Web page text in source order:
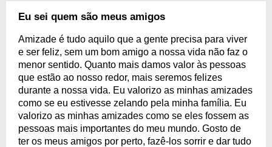
Eu sei quem são meus amigos
Amizade é tudo aquilo que a gente precisa para viver
e ser feliz, sem um bom amigo a nossa vida não faz o
menor sentido. Quanto mais damos valor às pessoas
que estão ao nosso redor, mais seremos felizes
durante a nossa vida. Eu valorizo as minhas amizades
como se eu estivesse zelando pela minha família. Eu
valorizo as minhas amizades como se eles fossem as
pessoas mais importantes do meu mundo. Gosto de
ter os meus amigos por perto, fazê-los sorrir e dar tudo